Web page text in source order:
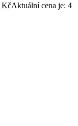
KčAktuální cena je: 4